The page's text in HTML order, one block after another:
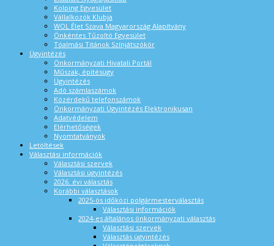
Kolping Egyesület
Vállalkozók Klubja
WOL Élet Szava Magyarország Alapítvány
Önkéntes Tűzoltó Egyesület
Tóalmási Titánok Színjátszókör
Ügyintézés
Önkormányzati Hivatali Portál
Műszak, építésügy
Ügyintézés
Adó számlaszámok
Közérdekű telefonszámok
Önkormányzati Ügyintézés Elektronikusan
Adatvédelem
Elérhetőségek
Nyomtatványok
Letöltések
Választási információk
Választási szervek
Választási ügyintézés
2026. évi választás
Korábbi választások
2025-ös időközi polgármesterválasztás
Választási információk
2024-es általános önkormányzati választás
Választási szervek
Választás ügyintézés